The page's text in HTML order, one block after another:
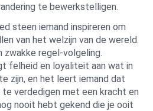
te bewerkstelligen.
steen iemand inspireren om
van het welzijn van de wereld.
regel-volgeling.
felheid en loyaliteit aan wat in
zijn, en het leert iemand dat
verdedigen met een kracht en
nooit hebt gekend die je ooit